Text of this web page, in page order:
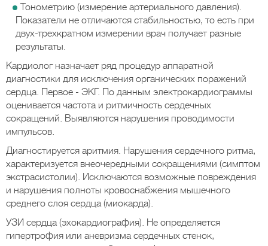
Тонометрию (измерение артериального давления).
Показатели не отличаются стабильностью, то есть при
двух-трехкратном измерении врач получает разные
результаты.
Кардиолог назначает ряд процедур аппаратной
диагностики для исключения органических поражений
сердца. Первое - ЭКГ. По данным электрокардиограммы
оценивается частота и ритмичность сердечных
сокращений. Выявляются нарушения проводимости
импульсов.
Диагностируется аритмия. Нарушения сердечного ритма,
характеризуется внеочередными сокращениями (симптом
экстрасистолии). Исключаются возможные повреждения
и нарушения полноты кровоснабжения мышечного
среднего слоя сердца (миокарда).
УЗИ сердца (эхокардиография). Не определяется
гипертрофия или аневризма сердечных стенок,